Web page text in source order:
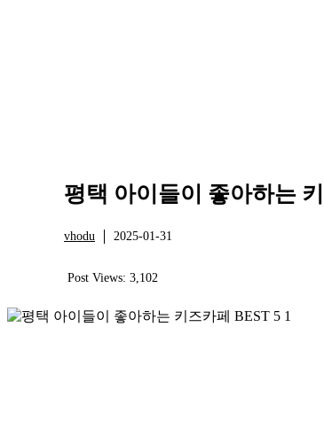
평택 아이들이 좋아하는
vhodu 2025-01-31
Post Views: 3,102